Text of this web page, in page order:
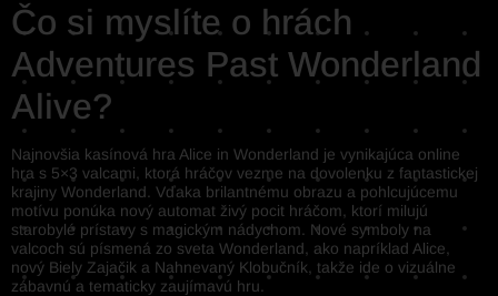
Čo si myslíte o hrách
Adventures Past Wonderland
Alive?
Najnovšia kasínová hra Alice in Wonderland je vynikajúca online
hra s 5×3 valcami, ktorá hráčov vezme na dovolenku z fantastickej
krajiny Wonderland. Vďaka brilantnému obrazu a pohlcujúcemu
motívu ponúka nový automat živý pocit hráčom, ktorí milujú
starobylé prístavy s magickým nádychom. Nové symboly na
valcoch sú písmená zo sveta Wonderland, ako napríklad Alice,
nový Biely Zajačik a Nahnevaný Klobučník, takže ide o vizuálne
zábavnú a tematicky zaujímavú hru.